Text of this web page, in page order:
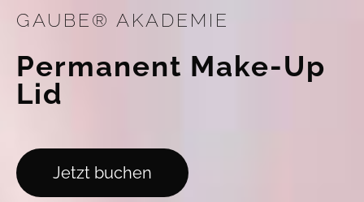
GAUBE® AKADEMIE
Permanent Make-Up
Lid
Jetzt buchen